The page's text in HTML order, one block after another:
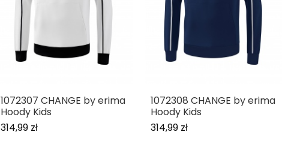
1072307 CHANGE by erima
Hoody Kids
314,99 zł
1072308 CHANGE by erima
Hoody Kids
314,99 zł